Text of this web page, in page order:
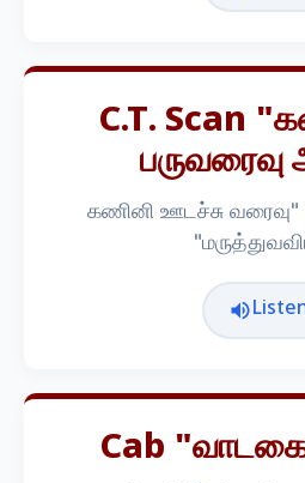
C.t. Scan
பருவரைவு
கணினி ஊடச்சு வரைவு"
Cab